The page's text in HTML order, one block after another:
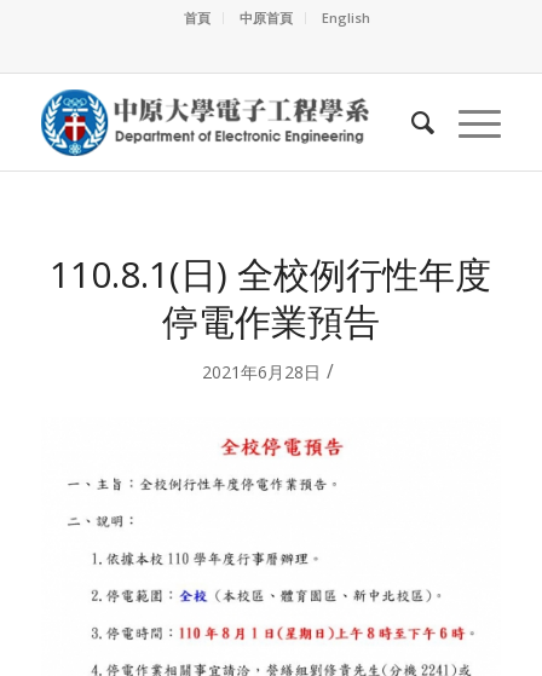
首頁 中原首頁 English
110.8.1(日) 全校例行性年度
停電作業預告
2021年6月28日 /